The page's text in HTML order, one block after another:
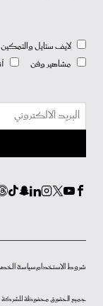
لايف ستايل والتمكين
مشاهير وفن
شروط الاستخدامسياسة
جميع الحقوق محفوظة للشركة